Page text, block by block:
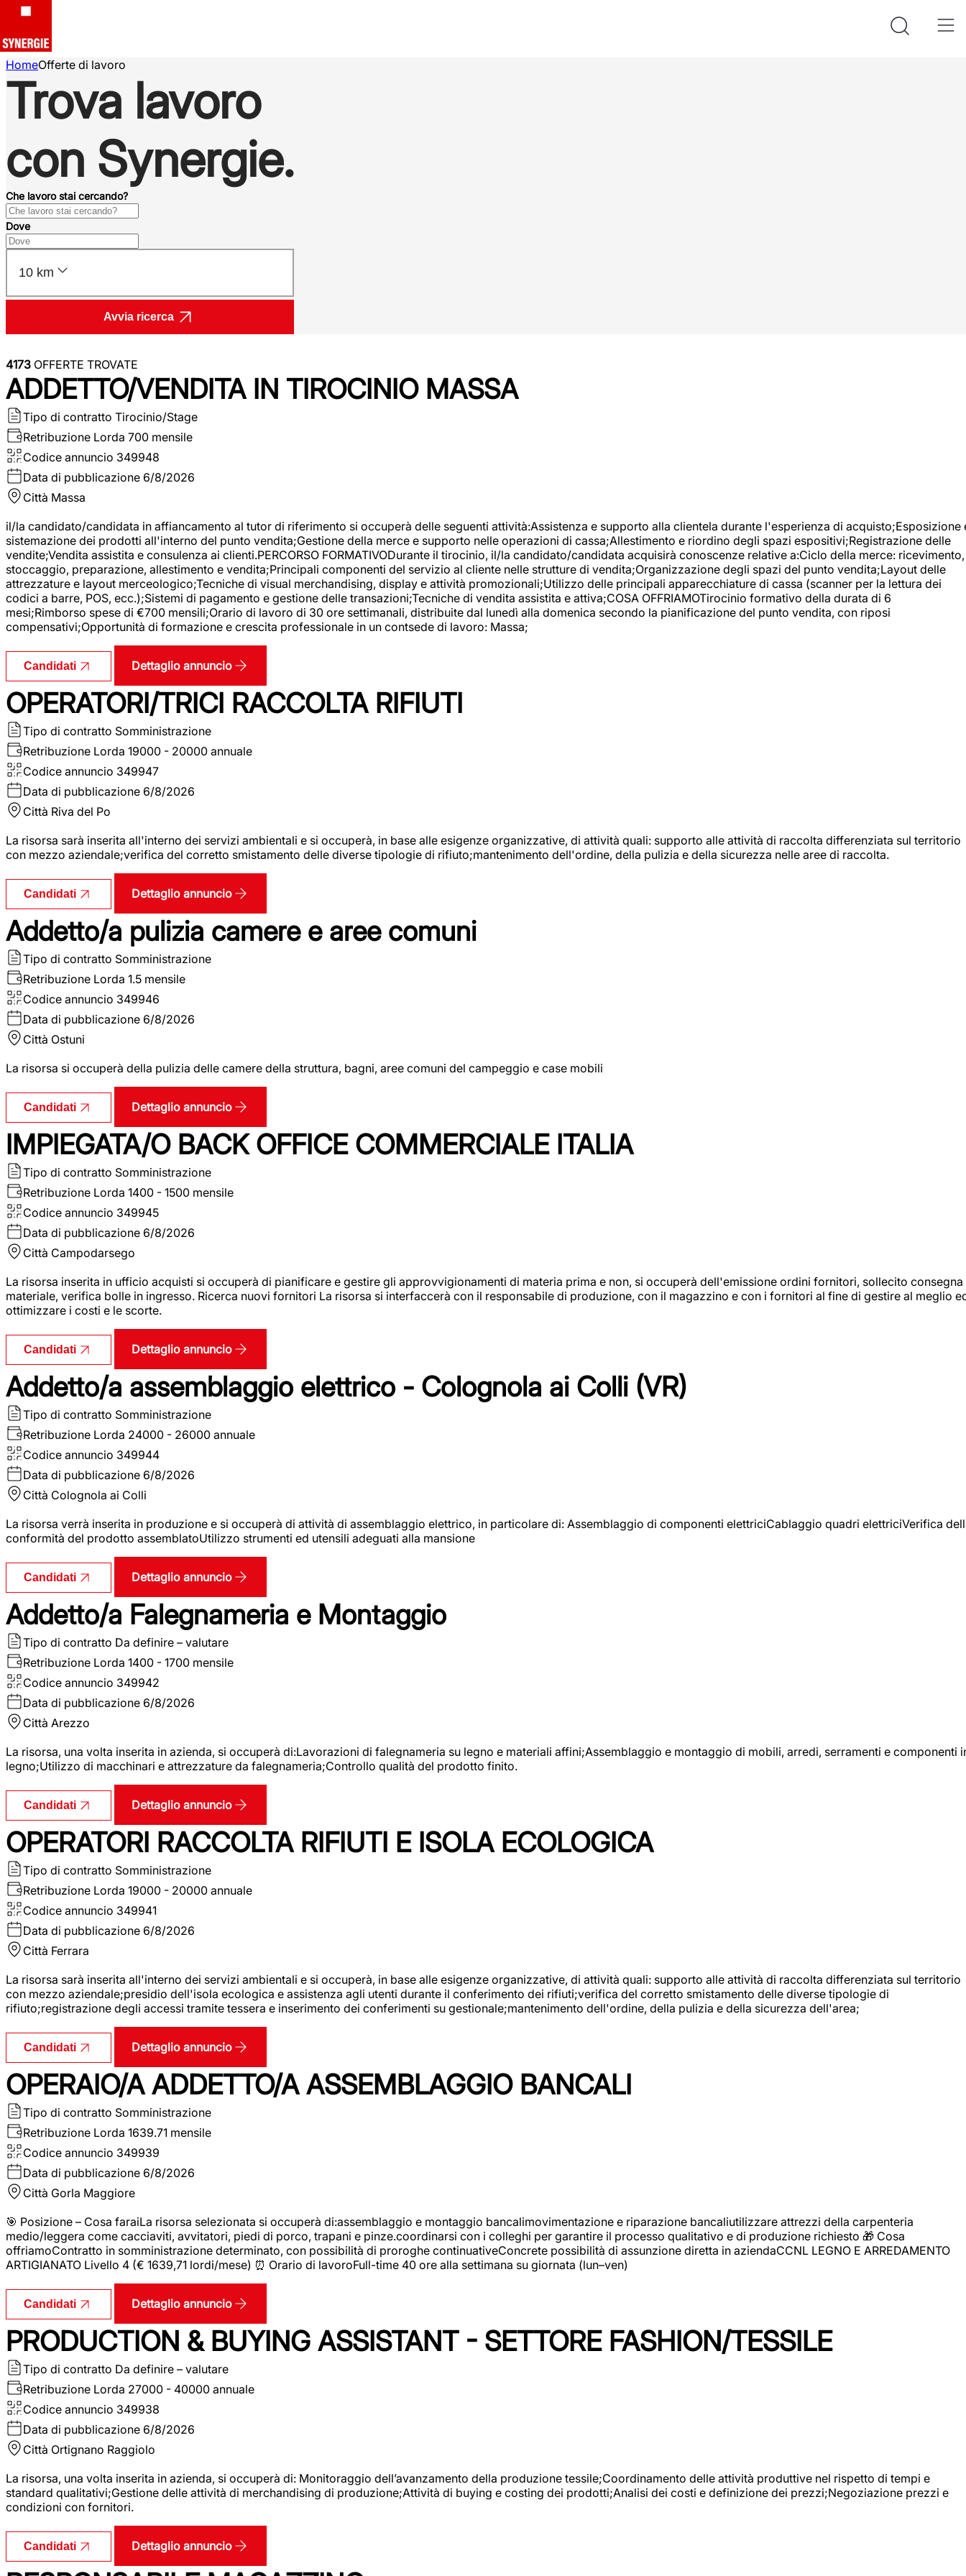
HomeOfferte di lavoro
Trova lavoro
con Synergie.
Che lavoro stai cercando?
Dove
10 km
Avvia ricerca
4173 OFFERTE TROVATE
ADDETTO/VENDITA IN TIROCINIO MASSA
Tipo di contratto Tirocinio/Stage
Retribuzione Lorda 700 mensile
Codice annuncio 349948
Data di pubblicazione 6/8/2026
Città Massa
il/la candidato/candidata in affiancamento al tutor di riferimento si occuperà delle seguenti attività:Assistenza e supporto alla clientela durante l'esperienza di acquisto;Esposizione
sistemazione dei prodotti all'interno del punto vendita;Gestione della merce e supporto nelle operazioni di cassa;Allestimento e riordino degli spazi espositivi;Registrazione delle
vendite;Vendita assistita e consulenza ai clienti.PERCORSO FORMATIVODurante il tirocinio, il/la candidato/candidata acquisirà conoscenze relative a:Ciclo della merce: ricevimento,
stoccaggio, preparazione, allestimento e vendita;Principali componenti del servizio al cliente nelle strutture di vendita;Organizzazione degli spazi del punto vendita;Layout delle
attrezzature e layout merceologico;Tecniche di visual merchandising, display e attività promozionali;Utilizzo delle principali apparecchiature di cassa (scanner per la lettura dei
codici a barre, POS, ecc.);Sistemi di pagamento e gestione delle transazioni;Tecniche di vendita assistita e attiva;COSA OFFRIAMOTirocinio formativo della durata di 6
mesi;Rimborso spese di €700 mensili;Orario di lavoro di 30 ore settimanali, distribuite dal lunedì alla domenica secondo la pianificazione del punto vendita, con riposi
compensativi;Opportunità di formazione e crescita professionale in un contsede di lavoro: Massa;
Candidati Dettaglio annuncio
OPERATORI/TRICI RACCOLTA RIFIUTI
Tipo di contratto Somministrazione
Retribuzione Lorda 19000 - 20000 annuale
Codice annuncio 349947
Data di pubblicazione 6/8/2026
Città Riva del Po
La risorsa sarà inserita all'interno dei servizi ambientali e si occuperà, in base alle esigenze organizzative, di attività quali: supporto alle attività di raccolta differenziata sul territorio
con mezzo aziendale;verifica del corretto smistamento delle diverse tipologie di rifiuto;mantenimento dell'ordine, della pulizia e della sicurezza nelle aree di raccolta.
Candidati Dettaglio annuncio
Addetto/a pulizia camere e aree comuni
Tipo di contratto Somministrazione
Retribuzione Lorda 1.5 mensile
Codice annuncio 349946
Data di pubblicazione 6/8/2026
Città Ostuni
La risorsa si occuperà della pulizia delle camere della struttura, bagni, aree comuni del campeggio e case mobili
Candidati Dettaglio annuncio
IMPIEGATA/O BACK OFFICE COMMERCIALE ITALIA
Tipo di contratto Somministrazione
Retribuzione Lorda 1400 - 1500 mensile
Codice annuncio 349945
Data di pubblicazione 6/8/2026
Città Campodarsego
La risorsa inserita in ufficio acquisti si occuperà di pianificare e gestire gli approvvigionamenti di materia prima e non, si occuperà dell'emissione ordini fornitori, sollecito consegna
materiale, verifica bolle in ingresso. Ricerca nuovi fornitori La risorsa si interfaccerà con il responsabile di produzione, con il magazzino e con i fornitori al fine di gestire al meglio
ottimizzare i costi e le scorte.
Candidati Dettaglio annuncio
Addetto/a assemblaggio elettrico - Colognola ai Colli (VR)
Tipo di contratto Somministrazione
Retribuzione Lorda 24000 - 26000 annuale
Codice annuncio 349944
Data di pubblicazione 6/8/2026
Città Colognola ai Colli
La risorsa verrà inserita in produzione e si occuperà di attività di assemblaggio elettrico, in particolare di: Assemblaggio di componenti elettriciCablaggio quadri elettriciVerifica
conformità del prodotto assemblatoUtilizzo strumenti ed utensili adeguati alla mansione
Candidati Dettaglio annuncio
Addetto/a Falegnameria e Montaggio
Tipo di contratto Da definire – valutare
Retribuzione Lorda 1400 - 1700 mensile
Codice annuncio 349942
Data di pubblicazione 6/8/2026
Città Arezzo
La risorsa, una volta inserita in azienda, si occuperà di:Lavorazioni di falegnameria su legno e materiali affini;Assemblaggio e montaggio di mobili, arredi, serramenti e componenti
legno;Utilizzo di macchinari e attrezzature da falegnameria;Controllo qualità del prodotto finito.
Candidati Dettaglio annuncio
OPERATORI RACCOLTA RIFIUTI E ISOLA ECOLOGICA
Tipo di contratto Somministrazione
Retribuzione Lorda 19000 - 20000 annuale
Codice annuncio 349941
Data di pubblicazione 6/8/2026
Città Ferrara
La risorsa sarà inserita all'interno dei servizi ambientali e si occuperà, in base alle esigenze organizzative, di attività quali: supporto alle attività di raccolta differenziata sul territorio
con mezzo aziendale;presidio dell'isola ecologica e assistenza agli utenti durante il conferimento dei rifiuti;verifica del corretto smistamento delle diverse tipologie di
rifiuto;registrazione degli accessi tramite tessera e inserimento dei conferimenti su gestionale;mantenimento dell'ordine, della pulizia e della sicurezza dell'area;
Candidati Dettaglio annuncio
OPERAIO/A ADDETTO/A ASSEMBLAGGIO BANCALI
Tipo di contratto Somministrazione
Retribuzione Lorda 1639.71 mensile
Codice annuncio 349939
Data di pubblicazione 6/8/2026
Città Gorla Maggiore
🎯 Posizione – Cosa faraiLa risorsa selezionata si occuperà di:assemblaggio e montaggio bancalimovimentazione e riparazione bancaliutilizzare attrezzi della carpenteria
medio/leggera come cacciaviti, avvitatori, piedi di porco, trapani e pinze.coordinarsi con i colleghi per garantire il processo qualitativo e di produzione richiesto 🎁 Cosa
offriamoContratto in somministrazione determinato, con possibilità di proroghe continuativeConcrete possibilità di assunzione diretta in aziendaCCNL LEGNO E ARREDAMENTO
ARTIGIANATO Livello 4 (€ 1639,71 lordi/mese) ⏰ Orario di lavoroFull-time 40 ore alla settimana su giornata (lun–ven)
Candidati Dettaglio annuncio
PRODUCTION & BUYING ASSISTANT - SETTORE FASHION/TESSILE
Tipo di contratto Da definire – valutare
Retribuzione Lorda 27000 - 40000 annuale
Codice annuncio 349938
Data di pubblicazione 6/8/2026
Città Ortignano Raggiolo
La risorsa, una volta inserita in azienda, si occuperà di: Monitoraggio dell’avanzamento della produzione tessile;Coordinamento delle attività produttive nel rispetto di tempi e
standard qualitativi;Gestione delle attività di merchandising di produzione;Attività di buying e costing dei prodotti;Analisi dei costi e definizione dei prezzi;Negoziazione prezzi e
condizioni con fornitori.
Candidati Dettaglio annuncio